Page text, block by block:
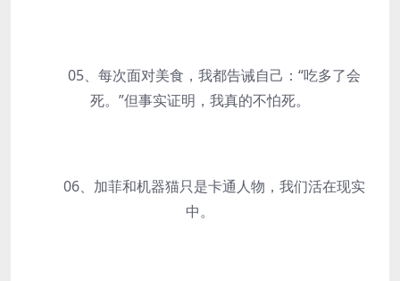
05、每次面对美食，我都告诫自己：“吃多了会
死。”但事实证明，我真的不怕死。
06、加菲和机器猫只是卡通人物，我们活在现实
中。